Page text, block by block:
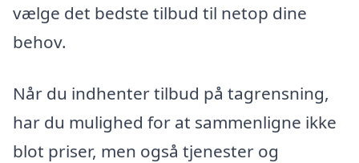
vælge det bedste tilbud til netop dine
behov.
Når du indhenter tilbud på tagrensning,
har du mulighed for at sammenligne ikke
blot priser, men også tjenester og